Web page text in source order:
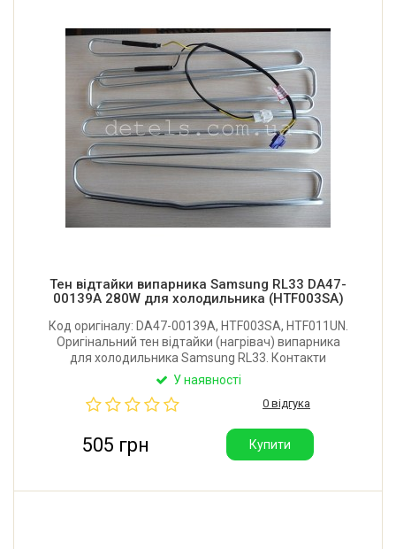
Тен відтайки випарника Samsung RL33 DA47-
00139A 280W для холодильника (HTF003SA)
Код оригіналу: DA47-00139A, HTF003SA, HTF011UN.
Оригінальний тен відтайки (нагрівач) випарника
для холодильника Samsung RL33. Контакти
підключення: 2+2. Потужність: 280W.
У наявності
0 відгука
505 грн Купити